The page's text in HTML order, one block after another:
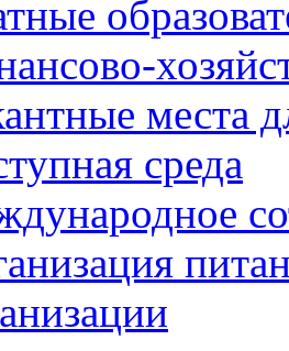
места
среда